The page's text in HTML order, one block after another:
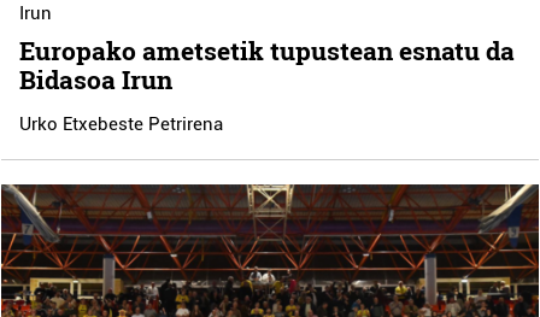
Irun
Europako ametsetik tupustean esnatu da
Bidasoa Irun
Urko Etxebeste Petrirena